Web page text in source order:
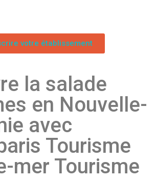
votre établissement
la salade
en Nouvelle-
avec
Tourisme
mer Tourisme